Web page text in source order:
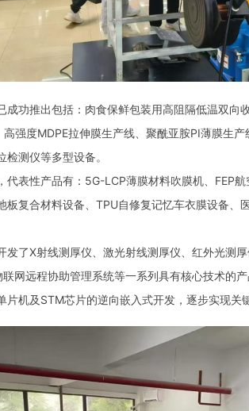
推出包括：肉食保鲜包装用高阻隔低温双向
强度MDPE拉伸膜生产线、聚酰亚胺PI薄膜生
测仪等多型设备。
表性产品有：5G-LCP薄膜材料吹膜机、FEP
板复合材料设备、TPU自修复记忆车衣膜设备
X射线测厚仪、激光射线测厚仪、红外光测
网远程协助管理系统等一系列具有核心技术的
机及STM芯片的逆向嵌入式开发，逐步实现关